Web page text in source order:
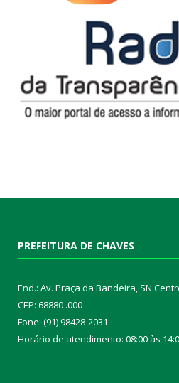
PREFEITURA DE CHAVES
End.: Av. Praça da Bandeira, SN
CEP: 68880 .000
Fone: (91) 98428-2031
Horário de atendimento: 08:00 às